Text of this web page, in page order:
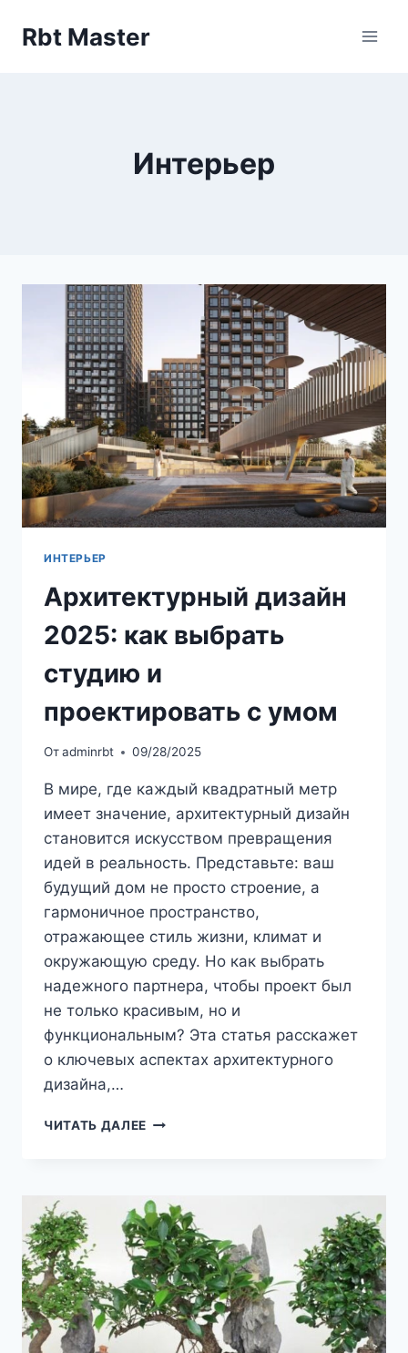
Rbt Master
Интерьер
ИНТЕРЬЕР
Архитектурный дизайн
2025: как выбрать
студию и
проектировать с умом
Отadminrbt 09/28/2025
В мире, где каждый квадратный метр
имеет значение, архитектурный дизайн
становится искусством превращения
идей в реальность. Представьте: ваш
будущий дом не просто строение, а
гармоничное пространство,
отражающее стиль жизни, климат и
окружающую среду. Но как выбрать
надежного партнера, чтобы проект был
не только красивым, но и
функциональным? Эта статья расскажет
о ключевых аспектах архитектурного
дизайна,…
ЧИТАТЬ ДАЛЕЕ АРХИТЕКТУРНЫЙ
ВЫБРАТЬ
СТУДИЮ
И
ПРОЕКТИРОВАТЬ
С
УМОМ